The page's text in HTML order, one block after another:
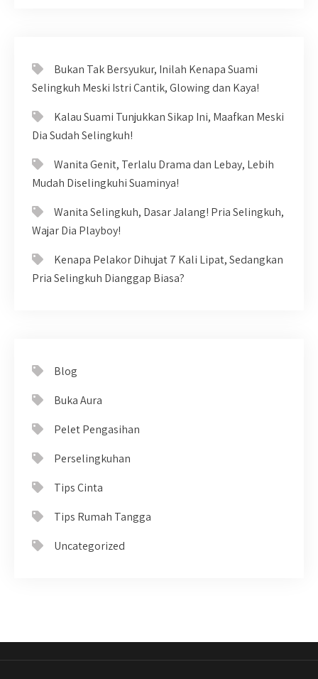
Bukan Tak Bersyukur, Inilah Kenapa Suami
Selingkuh Meski Istri Cantik, Glowing dan Kaya!
Kalau Suami Tunjukkan Sikap Ini, Maafkan Meski
Dia Sudah Selingkuh!
Wanita Genit, Terlalu Drama dan Lebay, Lebih
Mudah Diselingkuhi Suaminya!
Wanita Selingkuh, Dasar Jalang! Pria Selingkuh,
Wajar Dia Playboy!
Kenapa Pelakor Dihujat 7 Kali Lipat, Sedangkan
Pria Selingkuh Dianggap Biasa?
Blog
Buka Aura
Pelet Pengasihan
Perselingkuhan
Tips Cinta
Tips Rumah Tangga
Uncategorized